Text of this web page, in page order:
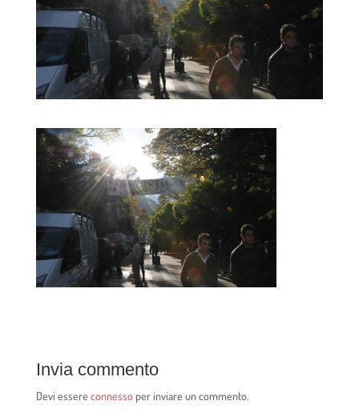
Invia commento
Devi essere connesso per inviare un commento.